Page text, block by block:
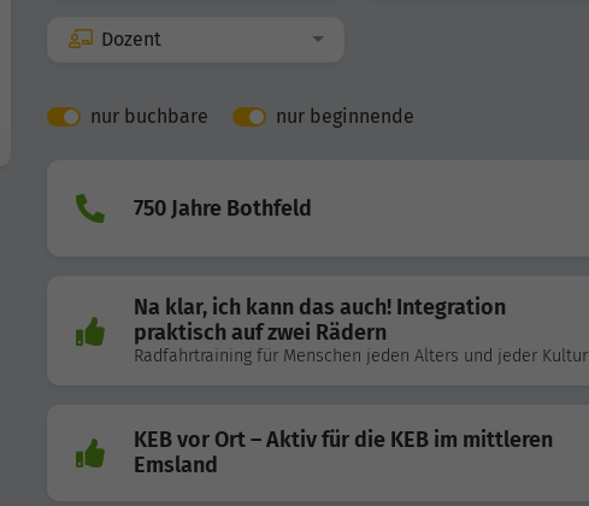
Dozent
nur buchbare nur beginnende
750 Jahre Bothfeld
Na klar, ich kann das auch! Integration
praktisch auf zwei Rädern
Radfahrtraining für Menschen jeden Alters und jeder Kultur
KEB vor Ort – Aktiv für die KEB im mittleren
Emsland